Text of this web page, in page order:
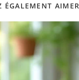
ÉGALEMENT AIMER